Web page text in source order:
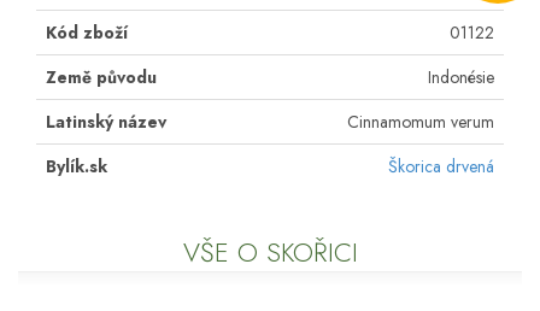
Kód zboží
01122
Země původu
Indonésie
Latinský název
Cinnamomum verum
Bylík.sk
Škorica drvená
VŠE O SKOŘICI